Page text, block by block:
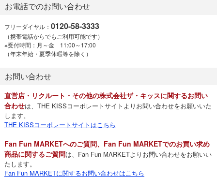
お電話でのお問い合わせ
フリーダイヤル： 0120-58-3333
（携帯電話からでもご利用可能です）
※受付時間：月～金 11:00～17:00
（年末年始・夏季休暇等を除く）
お問い合わせ
直営店・リクルート・その他の株式会社ザ・キッスに関するお問い
合わせは、THE KISSコーポレートサイトよりお問い合わせをお願いいた
します。
THE KISSコーポレートサイトはこちら
Fan Fun MARKETへのご質問、Fan Fun MARKETでのお買い求め
商品に関するご質問は、Fan Fun MARKETよりお問い合わせをお願いい
たします。
Fan Fun MARKETに関するお問い合わせはこちら